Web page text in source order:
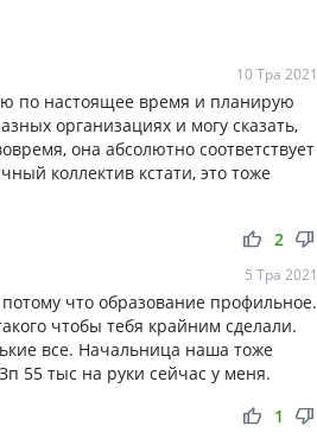
10 Тра 2021
по настоящее время и планирую
организациях и могу сказать,
она абсолютно соответствует
коллектив кстати, это тоже
thumb_up thumb_down
2
5 Тра 2021
что образование профильное.
чтобы тебя крайним сделали.
все. Начальница наша тоже
55 тыс на руки сейчас у меня.
thumb_up thumb_down
1